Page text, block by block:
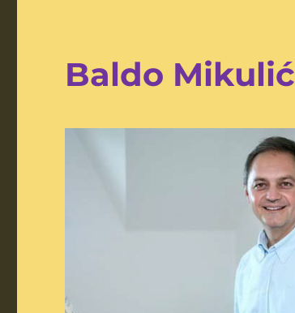
Baldo Mikulić